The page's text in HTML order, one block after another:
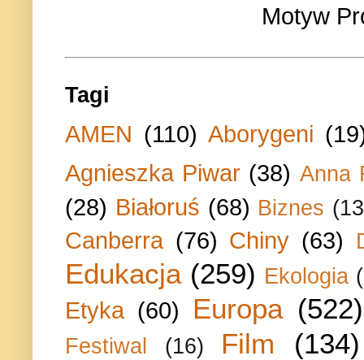
Motyw
Tagi
AMEN (110) Aborygeni
Agnieszka Piwar (38) Anna
(28) Białoruś (68) Biznes
Canberra (76) Chiny (63)
Edukacja (259) Ekologia
Etyka (60) Europa (522)
Festiwal (16) Film
(134)